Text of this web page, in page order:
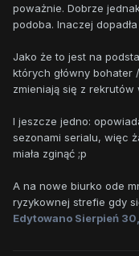
poważnie. Dobrze
podoba. Inaczej
Jako że to jest na
których główny
zmieniają się z rekrutów
I jeszcze jedno:
sezonami serialu, więc
miała zginąć ;p
A na nowe biurko ode
ryzykownej strefie gdy
Edytowano Sierpień